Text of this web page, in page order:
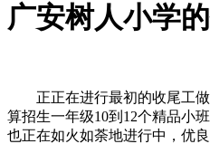
广安树人小学
正正在进行最初的收尾工做
算招生一年级10到12个精品小
也正在如火如荼地进行中，优